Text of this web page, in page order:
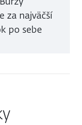
za najväčší
po sebe